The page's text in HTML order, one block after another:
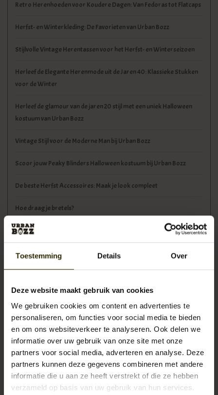
Toestemming Details Over
Deze website maakt gebruik van cookies
We gebruiken cookies om content en advertenties te
personaliseren, om functies voor social media te bieden
en om ons websiteverkeer te analyseren. Ook delen we
informatie over uw gebruik van onze site met onze
partners voor social media, adverteren en analyse. Deze
partners kunnen deze gegevens combineren met andere
informatie die u aan ze heeft verstrekt of die ze hebben
verzameld op basis van uw gebruik van hun services.
Retro Herenhoeden voor Koudere Dagen: Van Fedoras tot Flatcaps
Herfst- en Winterkleding: De Favorieten van Urban Bozz
Stijlvolle Vintage Herentassen voor het Herfst- en Winterseizoen
Herleef de Elegante Herenmode uit de Jaren 40: Klassieke Stukken
voor de Winter
Herleef de glamour van de jaren 20 stijl met een uniek Halloween
kostuum van Urban Bozz
Vintage Stijl voor de Moderne Man bij Urban Bozz
Scoor jouw Peaky Blinders Halloween kostuum bij Urban Bozz
De beste Herfst Accessoires: Maak je look compleet
Hoe draag je bretels?
Tags
ambacht(4)
exclusief (3)